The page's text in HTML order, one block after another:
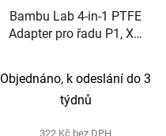
Bambu Lab 4-in-1 PTFE
Adapter pro řadu P1, X1,
Objednáno, k odeslání do 3
týdnů
322 Kč bez DPH